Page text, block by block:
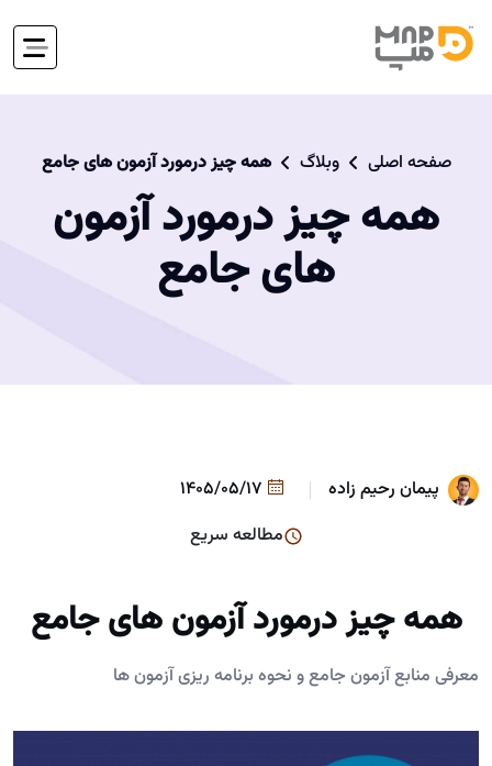
صفحه اصلی وبلاگ همه چیز درمورد آزمون های جامع
همه چیز درمورد آزمون
های جامع
پیمان رحیم زاده
مطالعه سریع
همه چیز درمورد آزمون های جامع
معرفی منابع آزمون جامع و نحوه برنامه ریزی آزمون ها